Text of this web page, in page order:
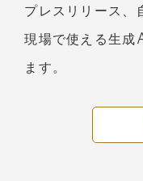
プレスリリース
現場で使える生成
ます。